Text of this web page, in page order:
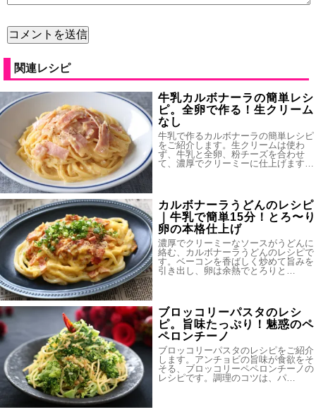
関連レシピ
牛乳カルボナーラの簡単レシ
ピ。全卵で作る！生クリーム
なし
牛乳で作るカルボナーラの簡単レシピ
をご紹介します。生クリームは使わ
ず、牛乳と全卵、粉チーズを合わせ
て、濃厚でクリーミーに仕上げます…
カルボナーラうどんのレシピ
｜牛乳で簡単15分！とろ〜り
卵の本格仕上げ
濃厚でクリーミーなソースがうどんに
絡む、カルボナーラうどんのレシピで
す。ベーコンを香ばしく炒めて旨みを
引き出し、卵は余熱でとろりと…
ブロッコリーパスタのレシ
ピ。旨味たっぷり！魅惑のペ
ペロンチーノ
ブロッコリーパスタのレシピをご紹介
します。アンチョビの旨味が食欲をそ
そる、ブロッコリーペペロンチーノの
レシピです。調理のコツは、パ…